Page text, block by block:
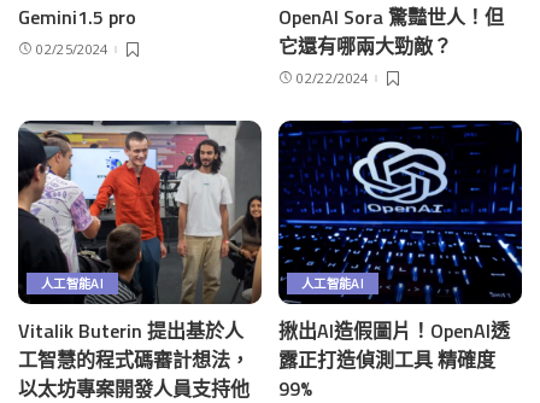
Gemini1.5 pro
02/25/2024
OpenAI Sora 驚豔世人！但
它還有哪兩大勁敵？
02/22/2024
人工智能AI
Vitalik Buterin 提出基於人
工智慧的程式碼審計想法，
以太坊專案開發人員支持他
人工智能AI
揪出AI造假圖片！OpenAI透
露正打造偵測工具 精確度
99%